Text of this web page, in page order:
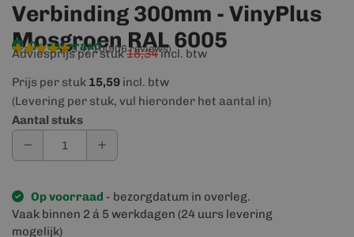
Verbinding 300mm - VinyPlus
Mosgroen RAL 6005
Op voorraad
9,4/10(906 reviews)
Adviesprijs per stuk18,34incl. btw
Prijs per stuk 15,59 incl. btw
(Levering per stuk, vul hieronder het aantal in)
Aantal stuks
Op voorraad - bezorgdatum in overleg.
Vaak binnen 2 á 5 werkdagen (24 uurs levering
mogelijk)